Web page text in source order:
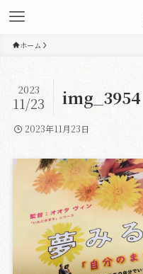
ホーム
img_3954
2023
11/23
2023年11月23日